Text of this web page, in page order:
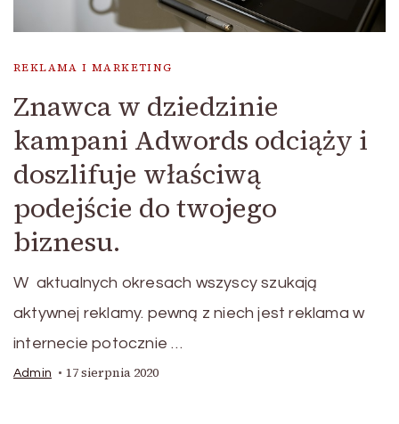
REKLAMA I MARKETING
Znawca w dziedzinie
kampani Adwords odciąży i
doszlifuje właściwą
podejście do twojego
biznesu.
W aktualnych okresach wszyscy szukają
aktywnej reklamy. pewną z niech jest reklama w
internecie potocznie …
Admin 17 sierpnia 2020